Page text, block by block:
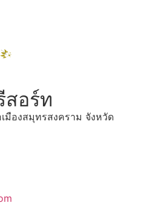
สอร์ท
มืองสมุทรสงคราม จังหวัด